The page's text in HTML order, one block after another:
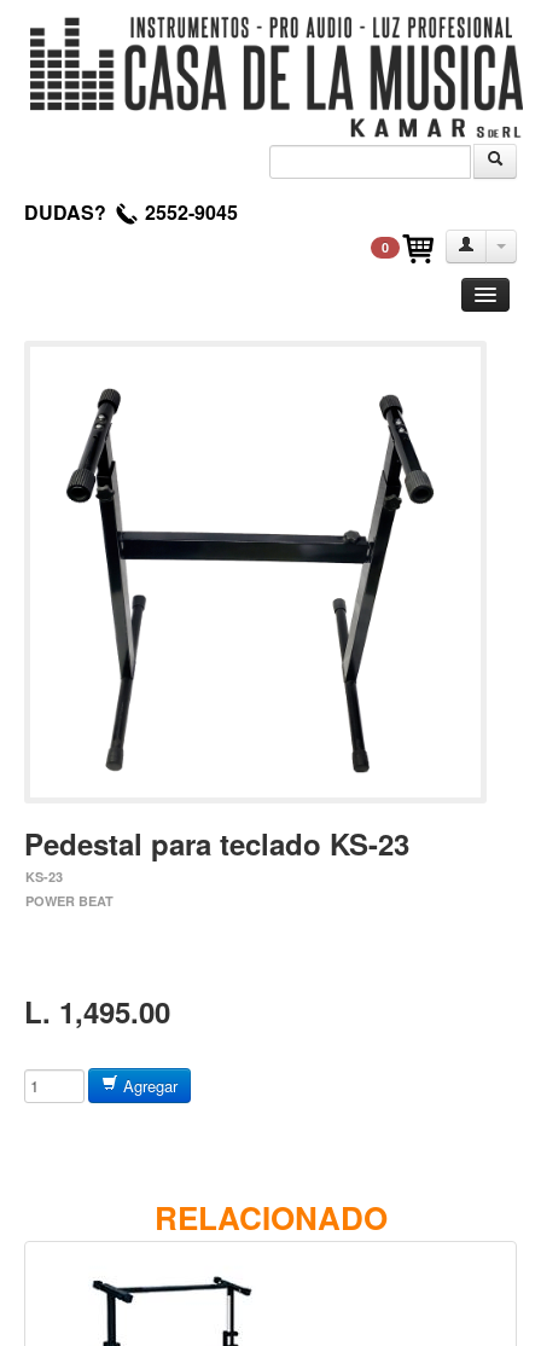
DUDAS? 2552-9045
0
Acustica
Electrica
Amplificadores
Pedales de efectos
Estuches y fundas
Fajas y colgantes
Accesorios
Electrico
Amplificadores
Pedales de efectos
Accesorios
Baterias
Baquetas y mazos
Platillos
Redoblantes
Pedestal para teclado KS-23
KS-23
POWER BEAT
L. 1,495.00
Agregar
RELACIONADO